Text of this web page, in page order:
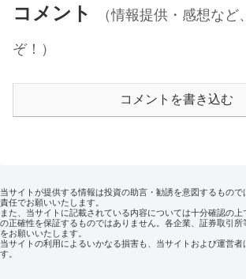
コメント
（情報提供・感想など
ぞ！）
コメントを書き込む
当サイトが提供する情報は投資の助言・勧誘を意図するもの
責任でお願いいたします。
また、当サイトに記載されている内容については十分確認の
の正確性を保証するものではありません。各企業、証券取引
をお願いいたします。
当サイトの利用によるいかなる損害も、当サイトおよび運営者
す。